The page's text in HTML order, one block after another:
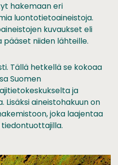
hakemaan eri
luontotietoaineistoja.
kuvaukset eli
niiden lähteille.
Tällä hetkellä se kokoaa
Suomen
ja
Lisäksi aineistohakuun on
joka laajentaa